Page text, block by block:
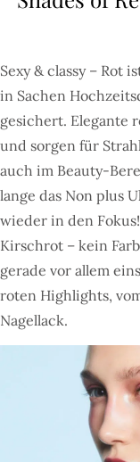
Sexy & classy – Rot
in Sachen
gesichert. Elegante
und sorgen für
auch im Beauty-
lange das Non plus
wieder in den
Kirschrot – kein
gerade vor allem
roten Highlights,
Nagellack.